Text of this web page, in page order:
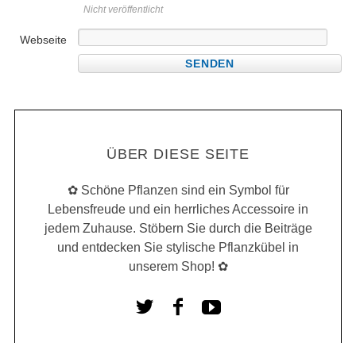
Nicht veröffentlicht
Webseite
ÜBER DIESE SEITE
✿ Schöne Pflanzen sind ein Symbol für
Lebensfreude und ein herrliches Accessoire in
jedem Zuhause. Stöbern Sie durch die Beiträge
und entdecken Sie stylische Pflanzkübel in
unserem Shop! ✿